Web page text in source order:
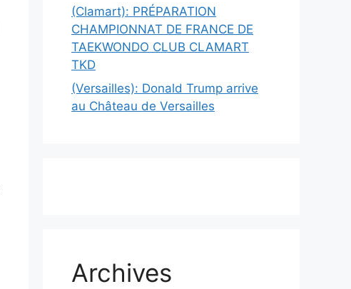
(Clamart): PRÉPARATION
CHAMPIONNAT DE FRANCE DE
TAEKWONDO CLUB CLAMART
TKD
(Versailles): Donald Trump arrive
au Château de Versailles
Archives